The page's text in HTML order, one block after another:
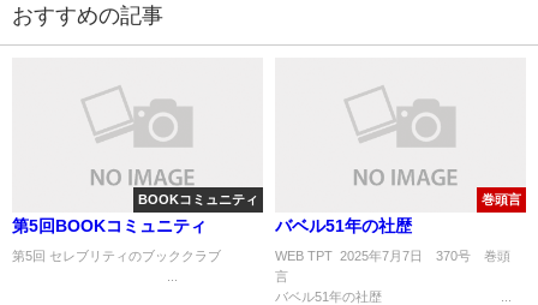
おすすめの記事
BOOKコミュニティ
第5回BOOKコミュニティ
第5回 セレブリティのブッククラブ
巻頭言
バベル51年の社歴
WEB TPT 2025年7月7日 370号 巻頭
バベル51年の社歴 ...